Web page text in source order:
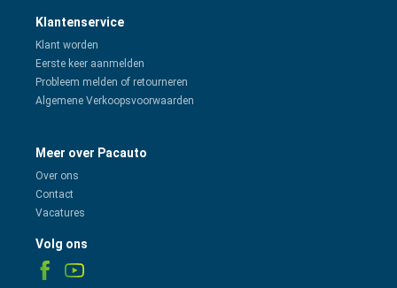
Klantenservice
Klant worden
Eerste keer aanmelden
Probleem melden of retourneren
Algemene Verkoopsvoorwaarden
Meer over Pacauto
Over ons
Contact
Vacatures
Volg ons